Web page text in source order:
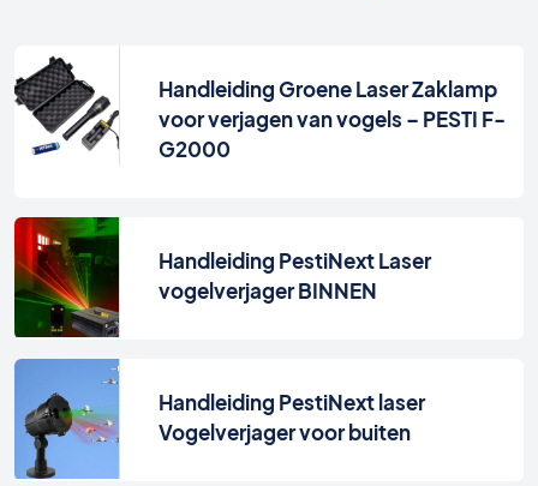
Handleiding Groene Laser Zaklamp
voor verjagen van vogels – PESTI F-
G2000
Handleiding PestiNext Laser
vogelverjager BINNEN
Handleiding PestiNext laser
Vogelverjager voor buiten